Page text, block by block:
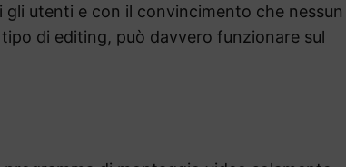
utenti e con il convincimento che nessun
di editing, può davvero funzionare sul